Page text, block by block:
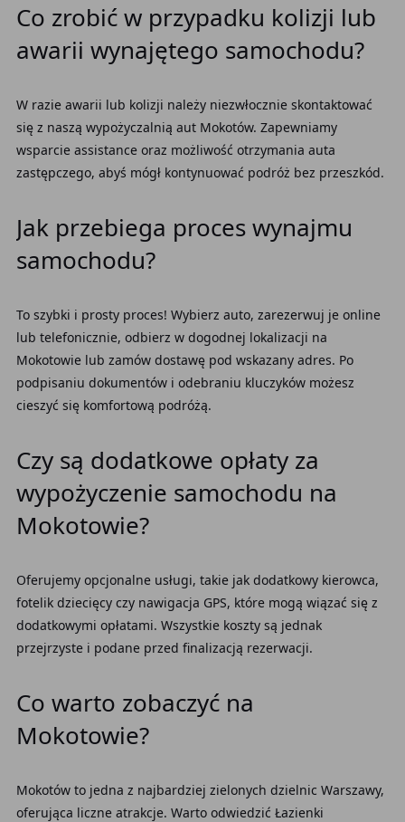
Co zrobić w przypadku kolizji lub
awarii wynajętego samochodu?
W razie awarii lub kolizji należy niezwłocznie skontaktować
się z naszą wypożyczalnią aut Mokotów. Zapewniamy
wsparcie assistance oraz możliwość otrzymania auta
zastępczego, abyś mógł kontynuować podróż bez przeszkód.
Jak przebiega proces wynajmu
samochodu?
To szybki i prosty proces! Wybierz auto, zarezerwuj je online
lub telefonicznie, odbierz w dogodnej lokalizacji na
Mokotowie lub zamów dostawę pod wskazany adres. Po
podpisaniu dokumentów i odebraniu kluczyków możesz
cieszyć się komfortową podróżą.
Czy są dodatkowe opłaty za
wypożyczenie samochodu na
Mokotowie?
Oferujemy opcjonalne usługi, takie jak dodatkowy kierowca,
fotelik dziecięcy czy nawigacja GPS, które mogą wiązać się z
dodatkowymi opłatami. Wszystkie koszty są jednak
przejrzyste i podane przed finalizacją rezerwacji.
Co warto zobaczyć na
Mokotowie?
Mokotów to jedna z najbardziej zielonych dzielnic Warszawy,
oferująca liczne atrakcje. Warto odwiedzić Łazienki